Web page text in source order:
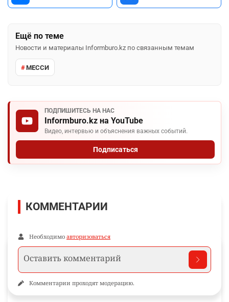
Ещё по теме
Новости и материалы Informburo.kz по связанным темам
МЕССИ
ПОДПИШИТЕСЬ НА НАС
Informburo.kz на YouTube
Видео, интервью и объяснения важных событий.
Подписаться
КОММЕНТАРИИ
Необходимо авторизоваться
Комментарии проходят модерацию.